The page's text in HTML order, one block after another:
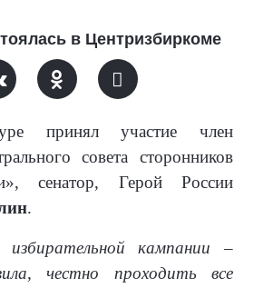
в Центризбиркоме
принял участие член
совета сторонников
сенатор, Герой России
.
избирательной кампании –
честно проходить все